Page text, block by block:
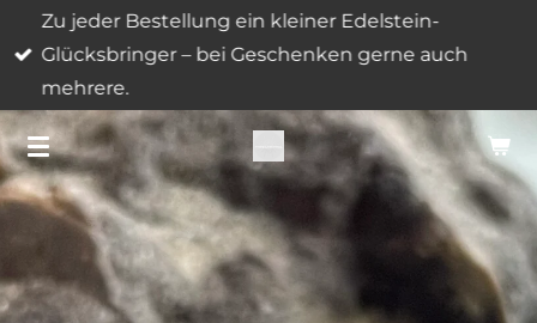
Zum
Hauptinhalt
springen
Zu jeder Bestellung ein kleiner Edelstein-
Glücksbringer – bei Geschenken gerne auch
mehrere.